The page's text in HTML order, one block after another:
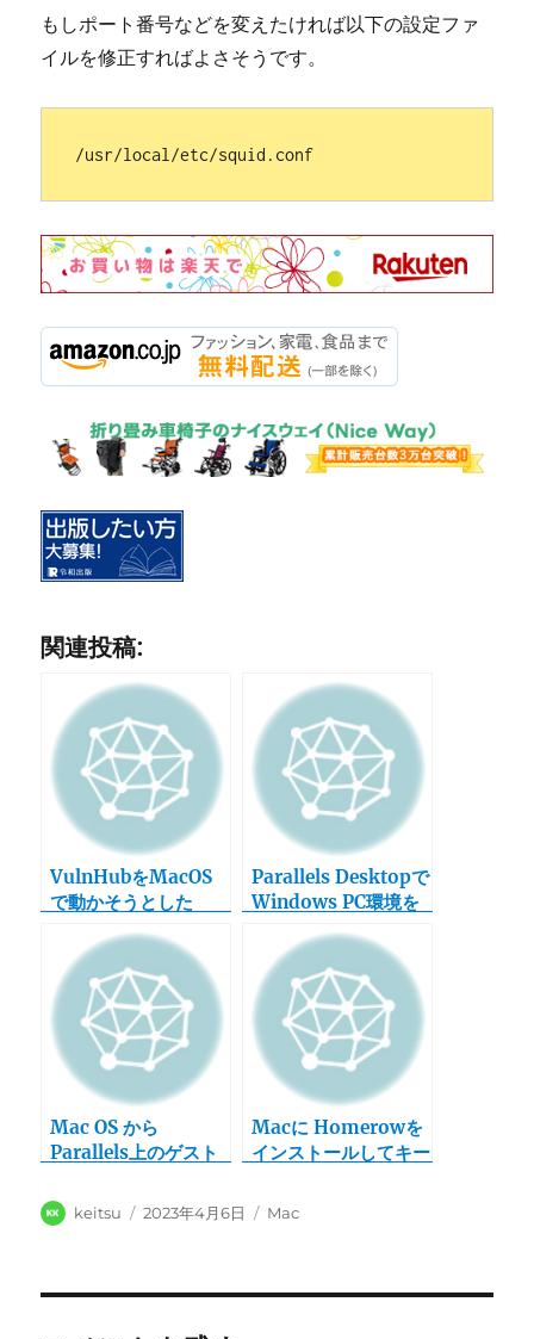
もしポート番号などを変えたければ以下の設定ファ
イルを修正すればよさそうです。
/usr/local/etc/squid.conf
関連投稿:
VulnHubをMacOS
で動かそうとした
を開けないというエラ
ーが出た
Parallels Desktopで
Windows PC環境を
Mac OS から
Parallels上のゲスト
クセスしてみた
Macに Homerowを
インストールしてキー
る
投
keitsu
投
2023年4月6日
カ
Mac